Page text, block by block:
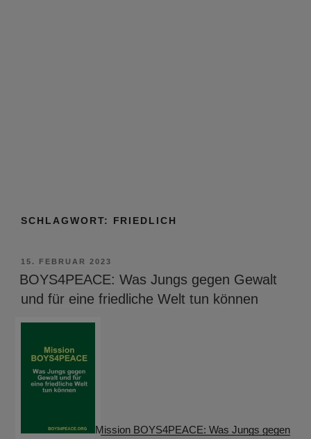
SCHLAGWORT: FRIEDLICH
VERÖFFENTLICHT
AM
15. FEBRUAR 2023
BOYS4PEACE: Was Jungs gegen Gewalt
und für eine friedliche Welt tun können
Mission BOYS4PEACE: Was Jungs gegen